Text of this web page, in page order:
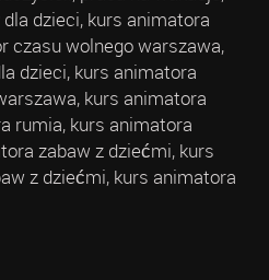
dzieci, kurs animatora
czasu wolnego warszawa,
dzieci, kurs animatora
kurs animatora
rumia, kurs animatora
zabaw z dziećmi, kurs
z dziećmi, kurs animatora